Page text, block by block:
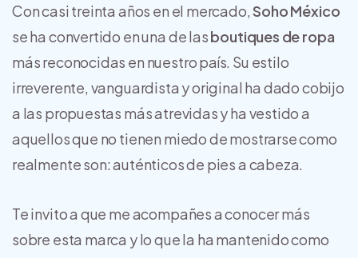
Con casi treinta años en el mercado,Soho México
se ha convertido en una de lasboutiques de ropa
más reconocidas en nuestro país. Su estilo
irreverente, vanguardista y original ha dado cobijo
a las propuestas más atrevidas y ha vestido a
aquellos que no tienen miedo de mostrarse como
realmente son: auténticos de pies a cabeza.
Te invito a que me acompañes a conocer más
sobre esta marca y lo que la ha mantenido como